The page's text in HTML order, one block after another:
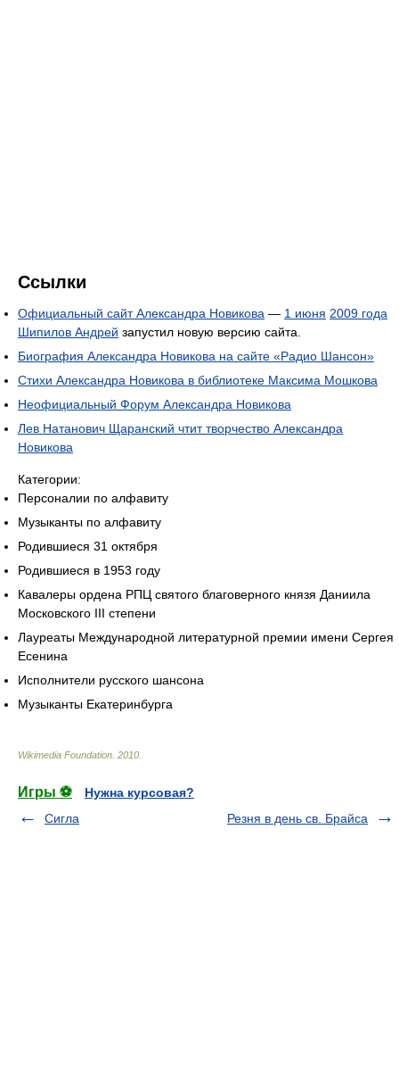
Ссылки
Официальный сайт Александра Новикова — 1 июня 2009 года
Шипилов Андрей запустил новую версию сайта.
Биография Александра Новикова на сайте «Радио Шансон»
Стихи Александра Новикова в библиотеке Максима Мошкова
Неофициальный Форум Александра Новикова
Лев Натанович Щаранский чтит творчество Александра
Новикова
Категории:
Персоналии по алфавиту
Музыканты по алфавиту
Родившиеся 31 октября
Родившиеся в 1953 году
Кавалеры ордена РПЦ святого благоверного князя Даниила
Московского III степени
Лауреаты Международной литературной премии имени Сергея
Есенина
Исполнители русского шансона
Музыканты Екатеринбурга
Wikimedia Foundation 2010
Игры ⚽
Нужна курсовая?
Сигла
Резня в день св. Брайса